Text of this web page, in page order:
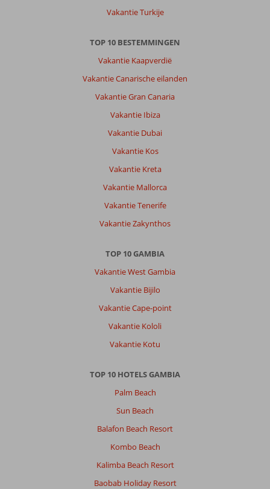
Vakantie Turkije
TOP 10 BESTEMMINGEN
Vakantie Kaapverdië
Vakantie Canarische eilanden
Vakantie Gran Canaria
Vakantie Ibiza
Vakantie Dubai
Vakantie Kos
Vakantie Kreta
Vakantie Mallorca
Vakantie Tenerife
Vakantie Zakynthos
TOP 10 GAMBIA
Vakantie West Gambia
Vakantie Bijilo
Vakantie Cape-point
Vakantie Kololi
Vakantie Kotu
TOP 10 HOTELS GAMBIA
Palm Beach
Sun Beach
Balafon Beach Resort
Kombo Beach
Kalimba Beach Resort
Baobab Holiday Resort